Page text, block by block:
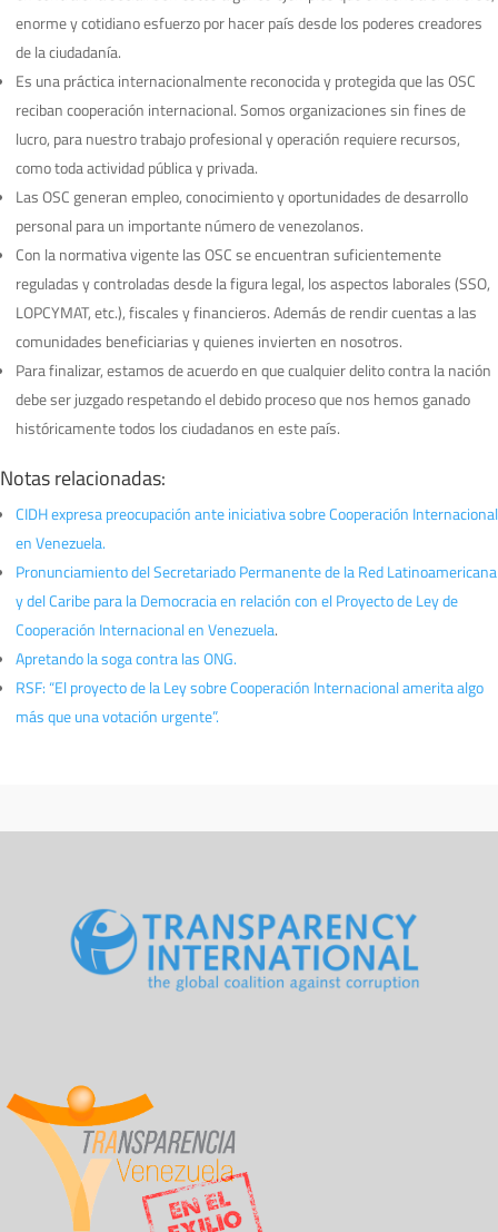
enorme y cotidiano esfuerzo por hacer país desde los poderes creadores
de la ciudadanía.
Es una práctica internacionalmente reconocida y protegida que las OSC
reciban cooperación internacional. Somos organizaciones sin fines de
lucro, para nuestro trabajo profesional y operación requiere recursos,
como toda actividad pública y privada.
Las OSC generan empleo, conocimiento y oportunidades de desarrollo
personal para un importante número de venezolanos.
Con la normativa vigente las OSC se encuentran suficientemente
reguladas y controladas desde la figura legal, los aspectos laborales (SSO,
LOPCYMAT, etc.), fiscales y financieros. Además de rendir cuentas a las
comunidades beneficiarias y quienes invierten en nosotros.
Para finalizar, estamos de acuerdo en que cualquier delito contra la nación
debe ser juzgado respetando el debido proceso que nos hemos ganado
históricamente todos los ciudadanos en este país.
Notas relacionadas:
CIDH expresa preocupación ante iniciativa sobre Cooperación Internacional
en Venezuela.
Pronunciamiento del Secretariado Permanente de la Red Latinoamericana
y del Caribe para la Democracia en relación con el Proyecto de Ley de
Cooperación Internacional en Venezuela.
Apretando la soga contra las ONG.
RSF: “El proyecto de la Ley sobre Cooperación Internacional amerita algo
más que una votación urgente”.